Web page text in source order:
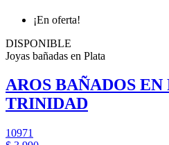
¡En oferta!
DISPONIBLE
Joyas bañadas en Plata
AROS BAÑADOS
TRINIDAD
10971